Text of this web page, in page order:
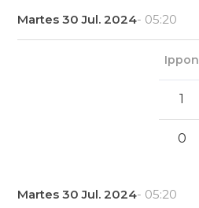
Martes 30 Jul. 2024- 05:20
Ippon
1
0
Martes 30 Jul. 2024- 05:20